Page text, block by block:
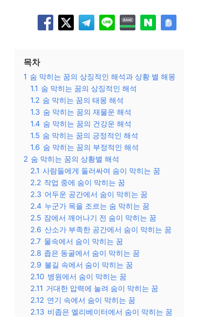
목차
1 숨 막히는 꿈의 상징적인 해석과 상황 별 해몽
1.1 숨 막히는 꿈의 상징적인 해석
1.2 숨 막히는 꿈의 태몽 해석
1.3 숨 막히는 꿈의 재물운 해석
1.4 숨 막히는 꿈의 건강운 해석
1.5 숨 막히는 꿈의 긍정적인 해석
1.6 숨 막히는 꿈의 부정적인 해석
2 숨 막히는 꿈의 상황별 해석
2.1 사람들에게 둘러싸여 숨이 막히는 꿈
2.2 작업 중에 숨이 막히는 꿈
2.3 어두운 공간에서 숨이 막히는 꿈
2.4 누군가 목을 조르는 숨 막히는 꿈
2.5 잠에서 깨어나기 전 숨이 막히는 꿈
2.6 산소가 부족한 공간에서 숨이 막히는 꿈
2.7 물속에서 숨이 막히는 꿈
2.8 좁은 동굴에서 숨이 막히는 꿈
2.9 불길 속에서 숨이 막히는 꿈
2.10 병원에서 숨이 막히는 꿈
2.11 거대한 압력에 눌려 숨이 막히는 꿈
2.12 연기 속에서 숨이 막히는 꿈
2.13 비좁은 엘리베이터에서 숨이 막히는 꿈